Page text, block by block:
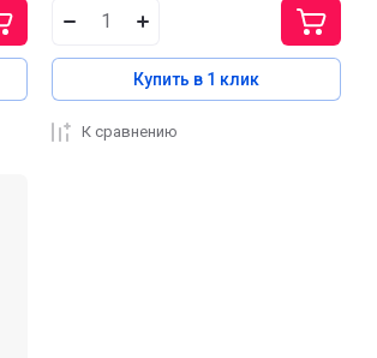
Купить в 1 клик
К сравнению